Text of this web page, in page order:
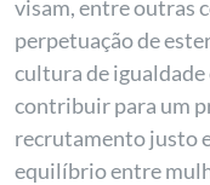
visam, entre outras
perpetuação de
cultura de
contribuir para um
recrutamento justo
equilíbrio entre